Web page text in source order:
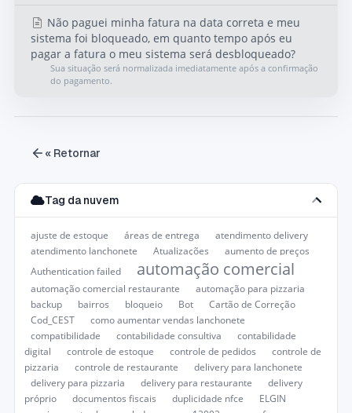
Não paguei minha fatura na data correta e meu
sistema foi bloqueado, em quanto tempo após eu
pagar a fatura o meu sistema será desbloqueado?
Sua situação será normalizada imediatamente após a confirmação
do pagamento.
« Retornar
Tag da nuvem
ajuste de estoque áreas de entrega
atendimento delivery
atendimento lanchonete
Atualizações
aumento de preços
Authentication failed
automação comercial
automação comercial restaurante
automação para pizzaria
backup
bairros bloqueio Bot
Cartão de Correção
Cod_CEST
como aumentar vendas lanchonete
compatibilidade
contabilidade consultiva
contabilidade
digital
controle de estoque controle de pedidos
controle de
pizzaria
controle de restaurante
delivery para lanchonete
delivery para pizzaria
delivery para restaurante
delivery
próprio
documentos fiscais duplicidade nfce
ELGIN